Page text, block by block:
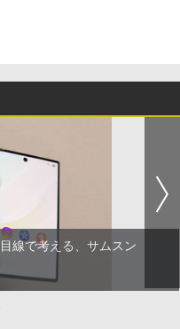
線で考える、サムスン